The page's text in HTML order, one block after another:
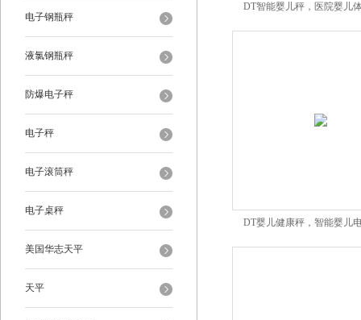
电子钢瓶秤
液氯钢瓶秤
防爆电子秤
电子秤
电子滚筒秤
电子桌秤
美国华志天平
天平
DT智能婴儿秤，医院婴儿
DT婴儿健康秤，智能婴儿